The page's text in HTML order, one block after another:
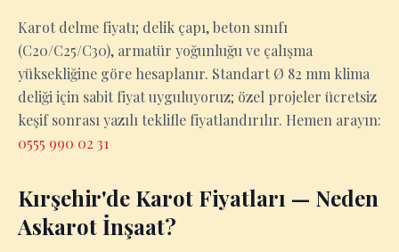
Karot delme fiyatı; delik çapı, beton sınıfı
(C20/C25/C30), armatür yoğunluğu ve çalışma
yüksekliğine göre hesaplanır. Standart Ø 82 mm klima
deliği için sabit fiyat uyguluyoruz; özel projeler ücretsiz
keşif sonrası yazılı teklifle fiyatlandırılır. Hemen arayın:
0555 990 02 31
Kırşehir'de Karot Fiyatları — Neden
Askarot İnşaat?